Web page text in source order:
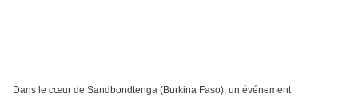
Dans le cœur de Sandbondtenga (Burkina Faso), un événement